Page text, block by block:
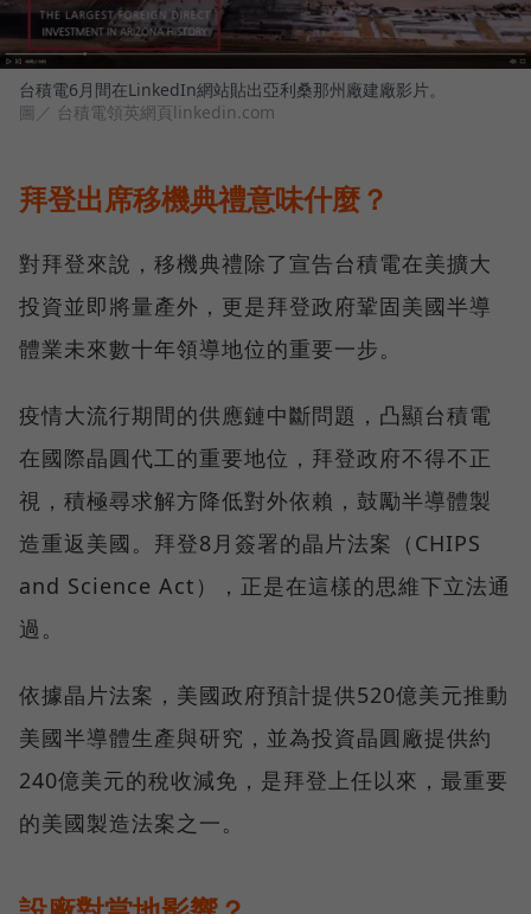
台積電6月間在LinkedIn網站貼出亞利桑那州廠建廠影片。
圖／ 台積電領英網頁linkedin.com
拜登出席移機典禮意味什麼？
對拜登來說，移機典禮除了宣告台積電在美擴大
投資並即將量產外，更是拜登政府鞏固美國半導
體業未來數十年領導地位的重要一步。
疫情大流行期間的供應鏈中斷問題，凸顯台積電
在國際晶圓代工的重要地位，拜登政府不得不正
視，積極尋求解方降低對外依賴，鼓勵半導體製
造重返美國。拜登8月簽署的晶片法案（CHIPS
and Science Act），正是在這樣的思維下立法通
過。
依據晶片法案，美國政府預計提供520億美元推動
美國半導體生產與研究，並為投資晶圓廠提供約
240億美元的稅收減免，是拜登上任以來，最重要
的美國製造法案之一。